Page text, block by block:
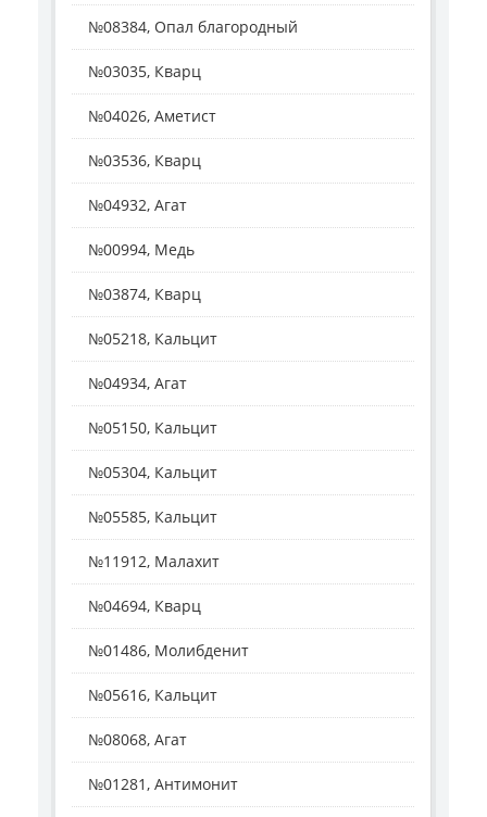
№08384, Опал благородный
№03035, Кварц
№04026, Аметист
№03536, Кварц
№04932, Агат
№00994, Медь
№03874, Кварц
№05218, Кальцит
№04934, Агат
№05150, Кальцит
№05304, Кальцит
№05585, Кальцит
№11912, Малахит
№04694, Кварц
№01486, Молибденит
№05616, Кальцит
№08068, Агат
№01281, Антимонит